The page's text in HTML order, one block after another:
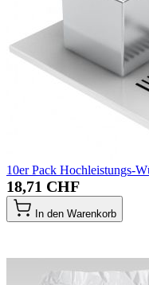
10er Pack Hochleistungs-
18,71 CHF
In den Warenkorb